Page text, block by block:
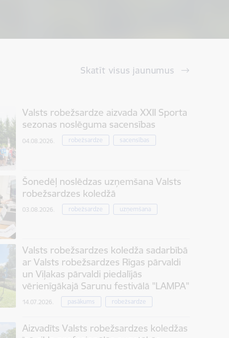
Skatīt visus jaunumus
Valsts robežsardze aizvada XXII Sporta
sezonas noslēguma sacensības
04.08.2026. robežsardze sacensības
Šonedēļ noslēdzas uzņemšana Valsts
robežsardzes koledžā
03.08.2026. robežsardze uzņemšana
Valsts robežsardzes koledža sadarbībā
ar Valsts robežsardzes Rīgas pārvaldi
un Viļakas pārvaldi piedalījās
vērienīgākajā Sarunu festivālā "LAMPA"
14.07.2026. pasākums robežsardze
Aizvadīts Valsts robežsardzes koledžas